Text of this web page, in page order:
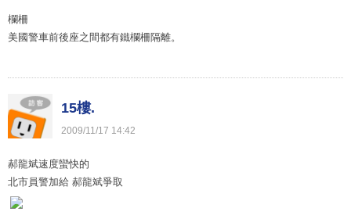
欄柵
美國警車前後座之間都有鐵欄柵隔離。
15樓.
2009/11/17 14:42
郝龍斌速度蠻快的
北市員警加給 郝龍斌爭取